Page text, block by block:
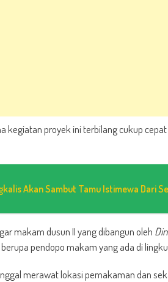
kegiatan proyek ini terbilang cukup
Akan Sambut Tamu Istimewa Dari
makam dusun II yang dibangun oleh
pendopo makam yang ada di
merawat lokasi pemakaman dan